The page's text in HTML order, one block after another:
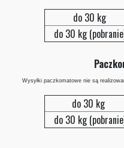
do 30 kg
do 30 kg
Wysyłki paczkomatowe nie są
do 30 kg
do 30 kg